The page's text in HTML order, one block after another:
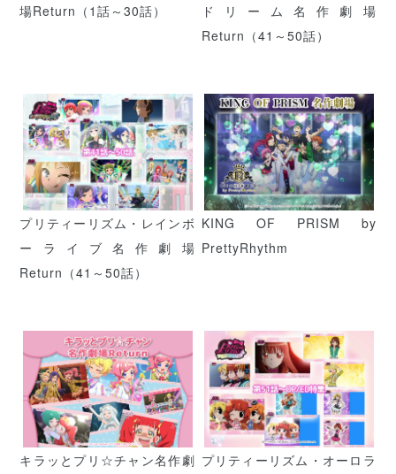
場Return（1話～30話）
ドリーム名作劇場
Return（41～50話）
プリティーリズム・レインボ
ーライブ名作劇場
Return（41～50話）
KING OF PRISM by
PrettyRhythm
キラッとプリ☆チャン名作劇 プリティーリズム・オーロラ